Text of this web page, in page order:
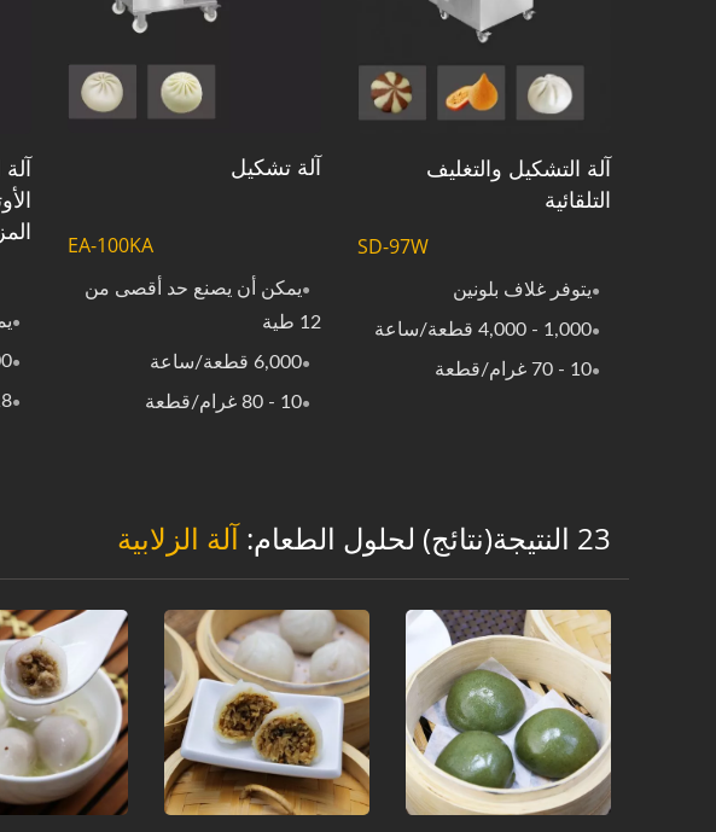
آلة التشكيل والتغليف
التلقائية
SD-97W
يتوفر غلاف بلونين
1,000 - 4,000 قطعة/ساعة
10 - 70 غرام/قطعة
آلة تشكيل
EA-100KA
يمكن أن يصنع حد أقصى من
12 طية
6,000 قطعة/ساعة
10 - 80 غرام/قطعة
آلة
18 - 20
23 النتيجة(نتائج) لحلول الطعام: آلة الزلابية